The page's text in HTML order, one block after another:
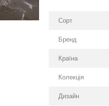
Сорт
Бренд
Країна
Колекція
Дизайн